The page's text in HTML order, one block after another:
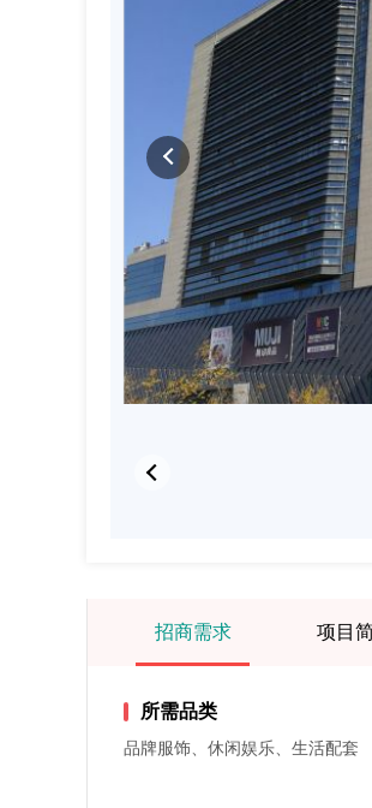
招商需求 项目
所需品类
品牌服饰、休闲娱乐、生活配套